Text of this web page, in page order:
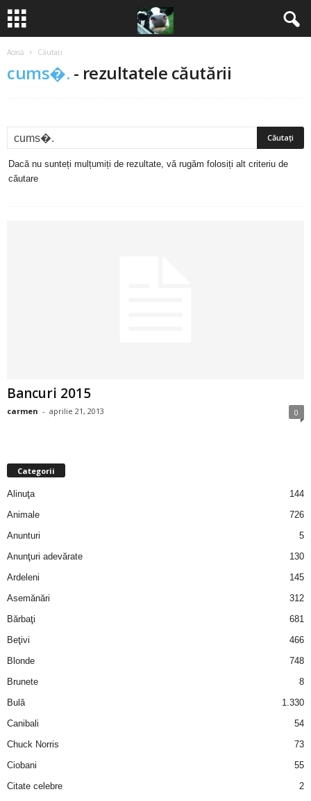
Acasă Căutați
cums�. - rezultatele căutării
Dacă nu sunteți mulțumiți de rezultate, vă rugăm folosiți alt criteriu de
căutare
Bancuri 2015
carmen - aprilie 21, 2013 0
Categorii
Alinuţa
144
Animale
726
Anunturi
5
Anunţuri adevărate
130
Ardeleni
145
Asemănări
312
Bărbaţi
681
Beţivi
466
Blonde
748
Brunete
8
Bulă
1.330
Canibali
54
Chuck Norris
73
Ciobani
55
Citate celebre
2